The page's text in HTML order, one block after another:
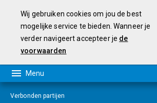
Verbonden partijen
Wij gebruiken cookies om jou de best
mogelijke service te bieden. Wanneer je
verder navigeert accepteer je de
voorwaarden